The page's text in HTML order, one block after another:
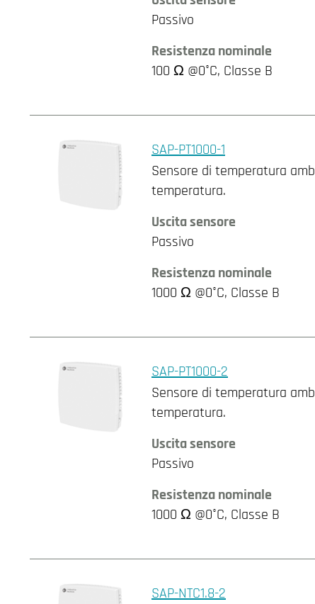
Passivo
Resistenza nominale
100 Ω @0°C, Classe B
SAP-PT1000-1
Sensore di temperatura
temperatura.
Uscita sensore
Passivo
Resistenza nominale
1000 Ω @0°C, Classe B
SAP-PT1000-2
Sensore di temperatura
temperatura.
Uscita sensore
Passivo
Resistenza nominale
1000 Ω @0°C, Classe B
SAP-NTC1.8-2